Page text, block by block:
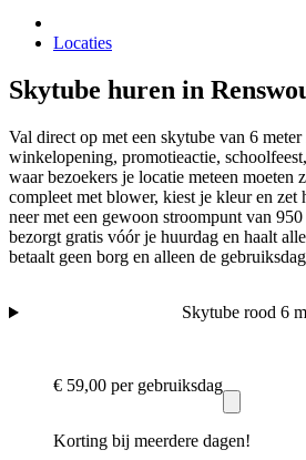
Locaties
Skytube huren in
Val direct op met een skytube van 6
winkelopening, promotieactie,
waar bezoekers je locatie meteen moeten
compleet met blower, kiest je kleur en zet
neer met een gewoon stroompunt van
bezorgt gratis vóór je huurdag en haalt
betaalt geen borg en alleen de
Skytube rood 6
€ 59,00 per gebruiksdag
Korting bij meerdere dagen!